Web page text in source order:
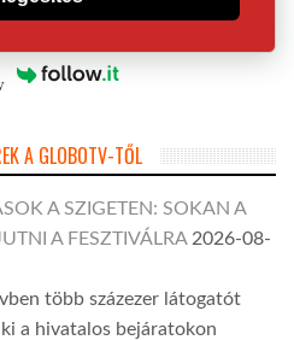
A GLOBOTV-TŐL
A SZIGETEN: SOKAN A
A FESZTIVÁLRA 2026-08-
több százezer látogatót
a hivatalos bejáratokon